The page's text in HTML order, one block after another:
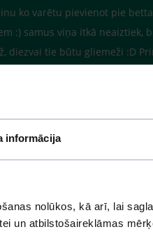
informācija
nolūkos, kā arī, lai
un atbilstošaireklāmas
ko varētu pievienot pie
:) samus viņa itkā neaiztiek,
diezvai tie būtu gliemeži :D
:) ?
- agresīvākas. Mēģiniet
Piemēram, danio, vai